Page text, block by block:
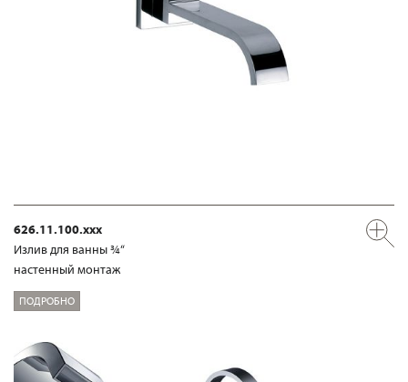
626.11.100.xxx
Излив для ванны ¾“
настенный монтаж
ПОДРОБНО